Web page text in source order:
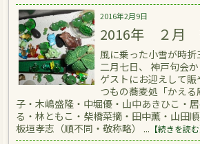
2016年2月9日
2016年 ２月
風に乗った小雪が時
二月七日、 神戸句会
ゲストにお迎えして
つもの蕎麦処「かえ
子・木嶋盛隆・中堀優・山中あきひこ・
る・林ともこ・柴橋菜摘・田中薫・山田
板垣孝志（順不同・敬称略） ... 【続きを読む